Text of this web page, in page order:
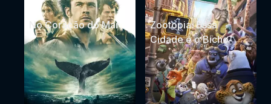
No Coração do Mar
Zootopia: Essa
Cidade é o Bicho